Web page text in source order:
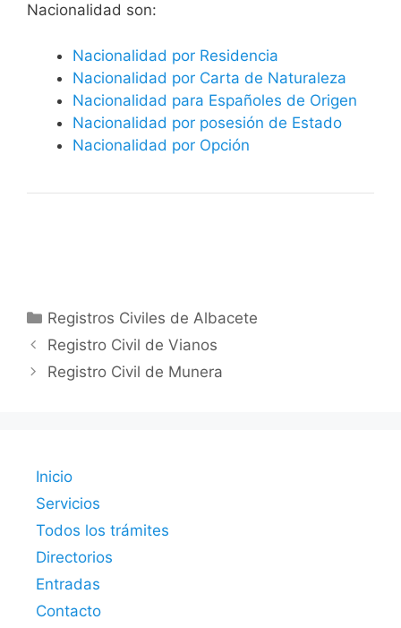
Nacionalidad son:
Nacionalidad por Residencia
Nacionalidad por Carta de Naturaleza
Nacionalidad para Españoles de Origen
Nacionalidad por posesión de Estado
Nacionalidad por Opción
Categorías
Registros Civiles de Albacete
Registro Civil de Vianos
Registro Civil de Munera
Inicio
Servicios
Todos los trámites
Directorios
Entradas
Contacto